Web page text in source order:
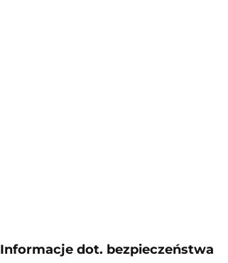
Informacje dot. bezpieczeństwa